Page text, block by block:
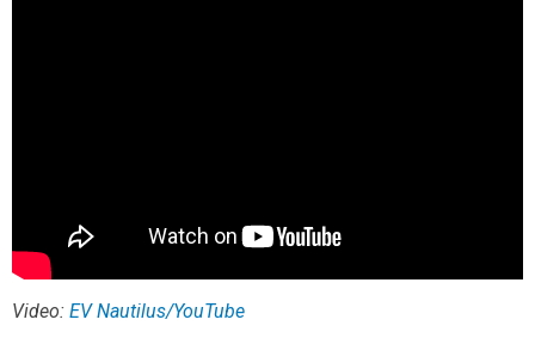
Video: EV Nautilus/YouTube